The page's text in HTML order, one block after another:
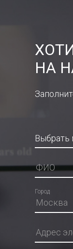
НА
Город